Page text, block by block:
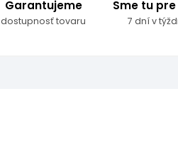
Garantujeme
dostupnosť tovaru
Sme tu
7 dní v